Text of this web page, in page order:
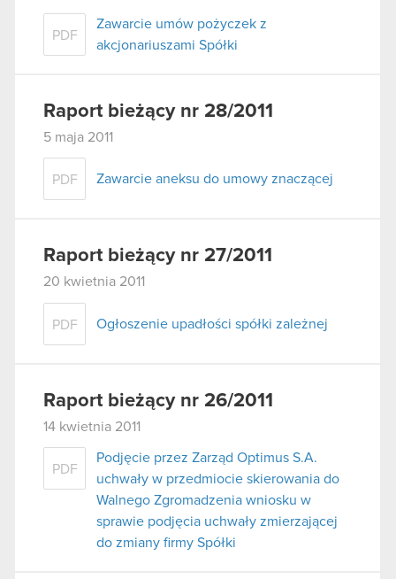
PDF
Zawarcie umów pożyczek z
akcjonariuszami Spółki
Raport bieżący nr 28/2011
5 maja 2011
PDF Zawarcie aneksu do umowy znaczącej
Raport bieżący nr 27/2011
20 kwietnia 2011
PDF Ogłoszenie upadłości spółki zależnej
Raport bieżący nr 26/2011
14 kwietnia 2011
PDF
Podjęcie przez Zarząd Optimus S.A.
uchwały w przedmiocie skierowania do
Walnego Zgromadzenia wniosku w
sprawie podjęcia uchwały zmierzającej
do zmiany firmy Spółki